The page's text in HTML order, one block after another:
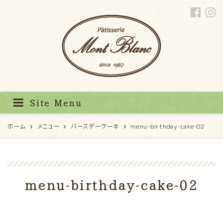
Site Menu
ホーム メニュー バースデーケーキ menu-birthday-cake-02
menu-birthday-cake-02